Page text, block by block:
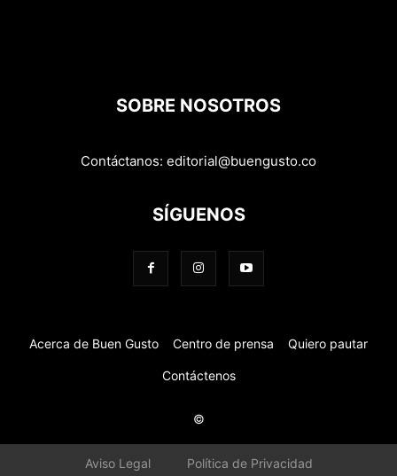
SOBRE NOSOTROS
Contáctanos: editorial@buengusto.co
SÍGUENOS
Acerca de Buen Gusto Centro de prensa Quiero pautar
Contáctenos
©
Aviso Legal Política de Privacidad